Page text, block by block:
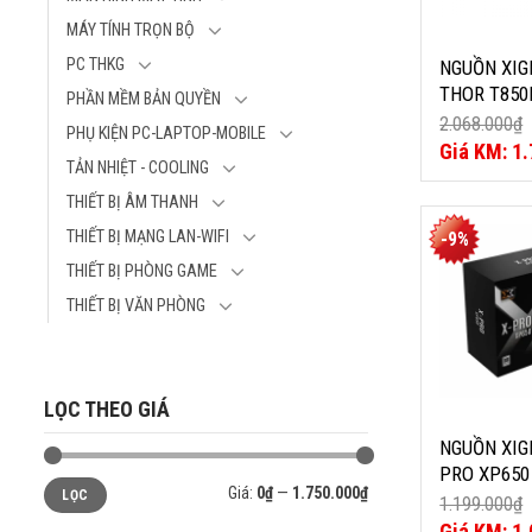
MÁY TÍNH TRỌN BỘ
PC THKG
PHẦN MỀM BẢN QUYỀN
PHỤ KIỆN PC-LAPTOP-MOBILE
TẢN NHIỆT - COOLING
THIẾT BỊ ÂM THANH
THIẾT BỊ MẠNG LAN-WIFI
THIẾT BỊ PHÒNG GAME
THIẾT BỊ VĂN PHÒNG
LỌC THEO GIÁ
Giá
tối
thiểu
Giá
tối
đa
LỌC Giá: 0₫— 1.750.000₫
Model: THOR
Công suất:
Chứng
Bronze
Kích thước:
NGUỒN
THOR
850W
PLUS
2.068.000₫
Giá
tại
là:
-9%
NGUỒN
PRO XP650
PLUS –
Thương hiệu:
Model: X-
Công suất:
Kích thước
NGUỒN
PRO
PLUS –
1.199.000₫